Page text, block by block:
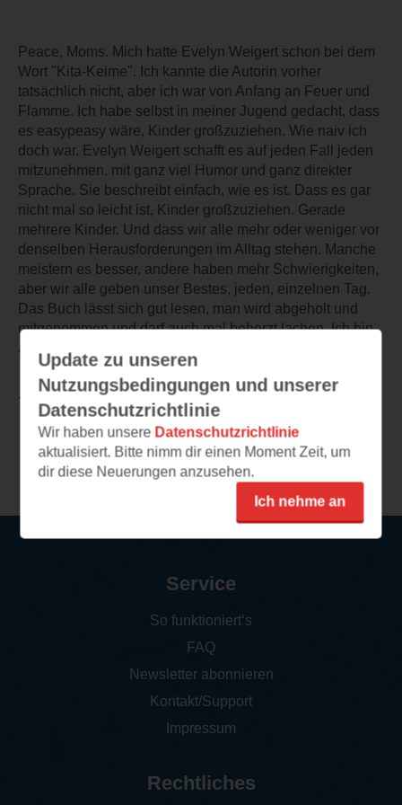
Peace, Moms. Mich hatte Evelyn Weigert schon bei dem
Wort "Kita-Keime". Ich kannte die Autorin vorher
tatsächlich nicht, aber ich war von Anfang an Feuer und
Flamme. Ich habe selbst in meiner Jugend gedacht, dass
es easypeasy wäre, Kinder großzuziehen. Wie naiv ich
doch war. Evelyn Weigert schafft es auf jeden Fall jeden
mitzunehmen, mit ganz viel Humor und ganz direkter
Sprache. Sie beschreibt einfach, wie es ist. Dass es gar
nicht mal so leicht ist, Kinder großzuziehen. Gerade
mehrere Kinder. Und dass wir alle mehr oder weniger vor
denselben Herausforderungen im Alltag stehen. Manche
meistern es besser, andere haben mehr Schwierigkeiten,
aber wir alle geben unser Bestes, jeden, einzelnen Tag.
Das Buch lässt sich gut lesen, man wird abgeholt und
mitgenommen und darf auch mal beherzt lachen. Ich bin
absolut begeistert und lache immer noch
TEILEN
Weitere Rezensionen
Update zu unseren
Nutzungsbedingungen und unserer
Datenschutzrichtlinie
Wir haben unsere Datenschutzrichtlinie
aktualisiert. Bitte nimm dir einen Moment Zeit, um
dir diese Neuerungen anzusehen.
Ich nehme an
Service
So funktioniert‘s
FAQ
Newsletter abonnieren
Kontakt/Support
Impressum
Rechtliches